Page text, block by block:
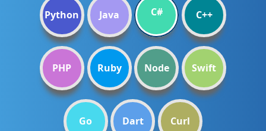
Python Java C# C++
PHP Ruby Node Swift
Go Dart Curl